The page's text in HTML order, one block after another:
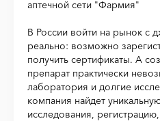
аптечной сети "Фармия"
В России войти на рынок с
реально: возможно
получить сертификаты. А
препарат практически
лаборатория и долгие
компания найдет
исследования,